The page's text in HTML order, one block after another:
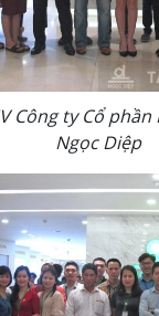
Công ty Cổ
Ngọc Diệp